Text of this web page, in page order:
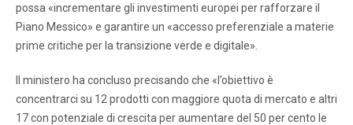
possa «incrementare gli investimenti europei per rafforzare il
Piano Messico» e garantire un «accesso preferenziale a materie
prime critiche per la transizione verde e digitale».
Il ministero ha concluso precisando che «l’obiettivo è
concentrarci su 12 prodotti con maggiore quota di mercato e altri
17 con potenziale di crescita per aumentare del 50 per cento le